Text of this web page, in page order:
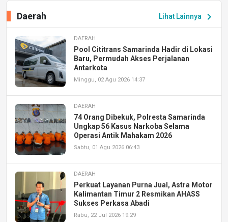
Lihat Lainnya chevron_right
Daerah
DAERAH
Pool Cititrans Samarinda Hadir di Lokasi
Baru, Permudah Akses Perjalanan
Antarkota
Minggu, 02 Agu 2026 14:37
DAERAH
74 Orang Dibekuk, Polresta Samarinda
Ungkap 56 Kasus Narkoba Selama
Operasi Antik Mahakam 2026
Sabtu, 01 Agu 2026 06:43
DAERAH
Perkuat Layanan Purna Jual, Astra Motor
Kalimantan Timur 2 Resmikan AHASS
Sukses Perkasa Abadi
Rabu, 22 Jul 2026 19:29